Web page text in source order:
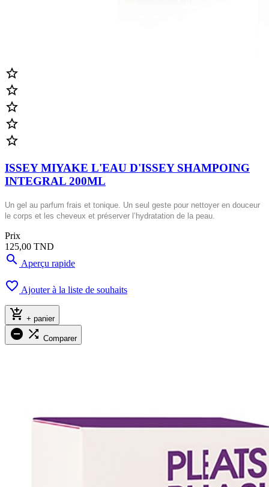





ISSEY MIYAKE L'EAU D'ISSEY SHAMPOING
INTEGRAL 200ML
Un gel au parfum frais et tonique. Un seul geste pour nettoyer en douceur
le corps et les cheveux et préserver l’hydratation de la peau.
Prix
125,00 TND
 Aperçu rapide
 Ajouter à la liste de souhaits
 + panier
  Comparer